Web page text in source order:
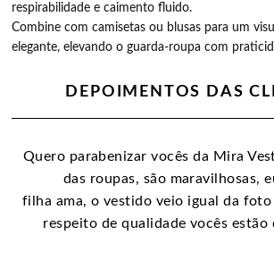
respirabilidade e caimento fluido.
Combine com camisetas ou blusas para um
elegante, elevando o guarda-roupa com
DEPOIMENTOS DAS
Quero parabenizar vocês da Mira
das roupas, são maravilhosas,
filha ama, o vestido veio igual da
respeito de qualidade vocês estão